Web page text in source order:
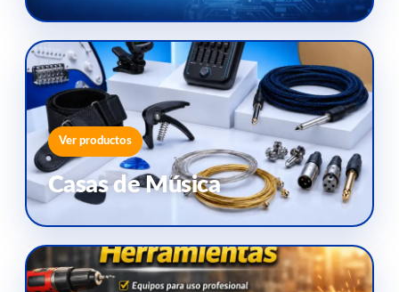
Ver productos
Casas de Música